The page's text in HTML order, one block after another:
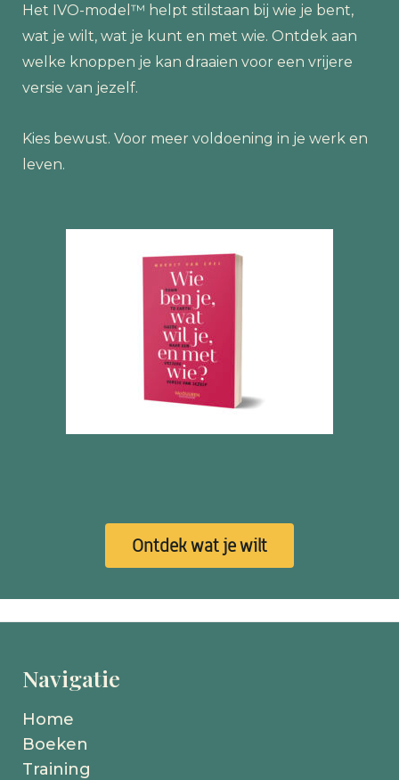
Het IVO-model™ helpt stilstaan bij wie je bent,
wat je wilt, wat je kunt en met wie. Ontdek aan
welke knoppen je kan draaien voor een vrijere
versie van jezelf.
Kies bewust. Voor meer voldoening in je werk en
leven.
Ontdek wat je wilt
Navigatie
Home
Boeken
Training